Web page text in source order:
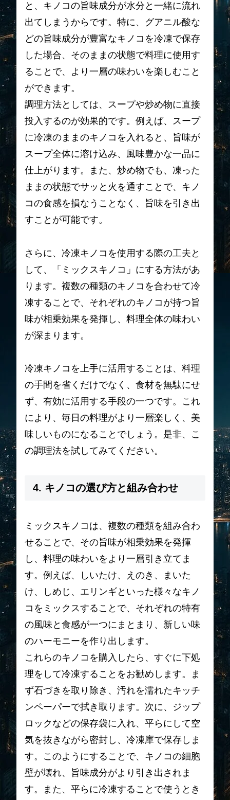
と、キノコの旨味成分が水分と一緒に流れ
出てしまうからです。特に、グアニル酸な
どの旨味成分が豊富なキノコを冷凍で保存
した場合、そのままの状態で料理に使用す
ることで、より一層の味わいを楽しむこと
ができます。
調理方法としては、スープや炒め物に直接
投入するのが効果的です。例えば、スープ
に冷凍のままのキノコを入れると、旨味が
スープ全体に溶け込み、風味豊かな一品に
仕上がります。また、炒め物でも、凍った
ままの状態でサッと火を通すことで、キノ
コの食感を損なうことなく、旨味を引き出
すことが可能です。
さらに、冷凍キノコを使用する際の工夫と
して、「ミックスキノコ」にする方法があ
ります。複数の種類のキノコを合わせて冷
凍することで、それぞれのキノコが持つ旨
味が相乗効果を発揮し、料理全体の味わい
が深まります。
冷凍キノコを上手に活用することは、料理
の手間を省くだけでなく、食材を無駄にせ
ず、有効に活用する手段の一つです。これ
により、毎日の料理がより一層楽しく、美
味しいものになることでしょう。是非、こ
の調理法を試してみてください。
4. キノコの選び方と組み合わせ
ミックスキノコは、複数の種類を組み合わ
せることで、その旨味が相乗効果を発揮
し、料理の味わいをより一層引き立てま
す。例えば、しいたけ、えのき、まいた
け、しめじ、エリンギといった様々なキノ
コをミックスすることで、それぞれの特有
の風味と食感が一つにまとまり、新しい味
のハーモニーを作り出します。
これらのキノコを購入したら、すぐに下処
理をして冷凍することをお勧めします。ま
ず石づきを取り除き、汚れを濡れたキッチ
ンペーパーで拭き取ります。次に、ジップ
ロックなどの保存袋に入れ、平らにして空
気を抜きながら密封し、冷凍庫で保存しま
す。このようにすることで、キノコの細胞
壁が壊れ、旨味成分がより引き出されま
す。また、平らに冷凍することで使うとき